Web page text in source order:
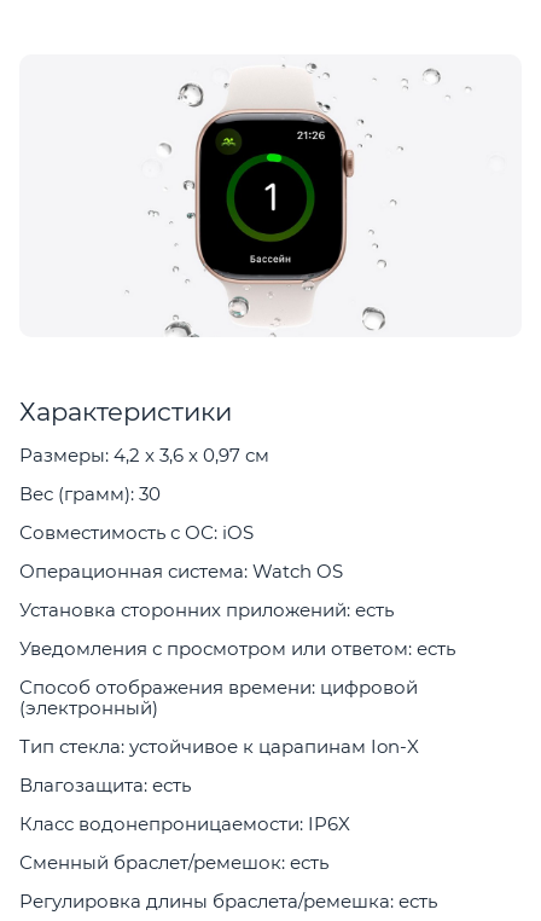
Характеристики
Размеры: 4,2 x 3,6 x 0,97 см
Вес (грамм): 30
Совместимость с ОС: iOS
Операционная система: Watch OS
Установка сторонних приложений: есть
Уведомления с просмотром или ответом: есть
Способ отображения времени: цифровой
(электронный)
Тип стекла: устойчивое к царапинам Ion-X
Влагозащита: есть
Класс водонепроницаемости: IP6X
Сменный браслет/ремешок: есть
Регулировка длины браслета/ремешка: есть